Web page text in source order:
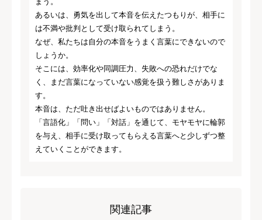
あるいは、勇気を出して本音を伝えたつもりが、相手に
は不満や批判として受け取られてしまう。
なぜ、私たちは自分の本音をうまく言葉にできないので
しょうか。
そこには、効率化や同調圧力、失敗への恐れだけでな
く、まだ言葉になっていない感覚を扱う難しさがありま
す。
本音は、ただ吐き出せばよいものではありません。
「言語化」「問い」「対話」を通じて、モヤモヤに輪郭
を与え、相手に受け取ってもらえる言葉へと少しずつ整
えていくことができます。
関連記事